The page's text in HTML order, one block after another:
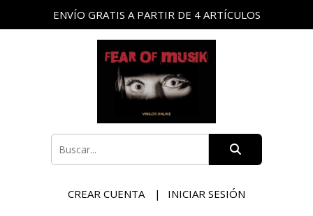
ENVÍO GRATIS A PARTIR DE 4 ARTÍCULOS
CREAR CUENTA INICIAR SESIÓN